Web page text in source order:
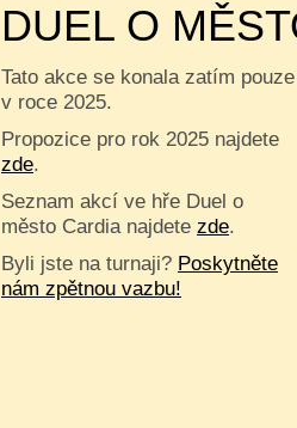
DUEL O
Tato akce se konala zatím pouze
v roce 2025.
Propozice pro rok 2025 najdete
zde.
Seznam akcí ve hře Duel o
město Cardia najdete zde.
Byli jste na turnaji? Poskytněte
nám zpětnou vazbu!